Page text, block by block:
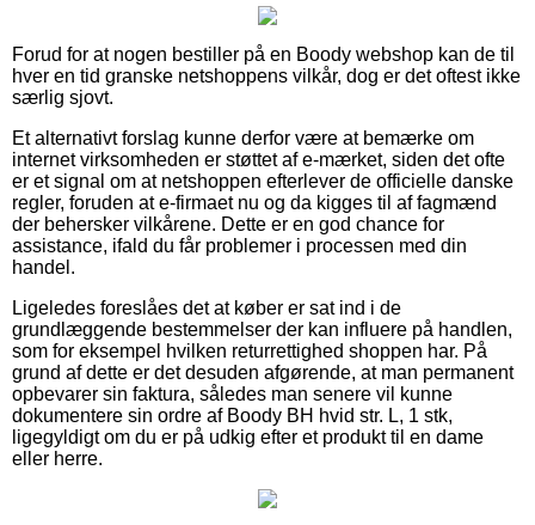
Forud for at nogen bestiller på en Boody webshop kan de til
hver en tid granske netshoppens vilkår, dog er det oftest ikke
særlig sjovt.
Et alternativt forslag kunne derfor være at bemærke om
internet virksomheden er støttet af e-mærket, siden det ofte
er et signal om at netshoppen efterlever de officielle danske
regler, foruden at e-firmaet nu og da kigges til af fagmænd
der behersker vilkårene. Dette er en god chance for
assistance, ifald du får problemer i processen med din
handel.
Ligeledes foreslåes det at køber er sat ind i de
grundlæggende bestemmelser der kan influere på handlen,
som for eksempel hvilken returrettighed shoppen har. På
grund af dette er det desuden afgørende, at man permanent
opbevarer sin faktura, således man senere vil kunne
dokumentere sin ordre af Boody BH hvid str. L, 1 stk,
ligegyldigt om du er på udkig efter et produkt til en dame
eller herre.